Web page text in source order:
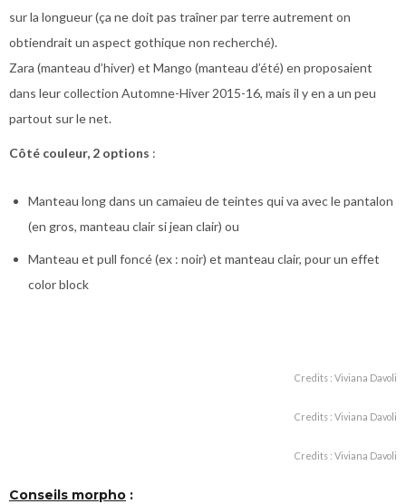
sur la longueur (ça ne doit pas traîner par terre autrement on
obtiendrait un aspect gothique non recherché).
Zara (manteau d’hiver) et Mango (manteau d’été) en proposaient
dans leur collection Automne-Hiver 2015-16, mais il y en a un peu
partout sur le net.
Côté couleur, 2 options :
Manteau long dans un camaieu de teintes qui va avec le pantalon
(en gros, manteau clair si jean clair) ou
Manteau et pull foncé (ex : noir) et manteau clair, pour un effet
color block
Credits : Viviana Davoli
Credits : Viviana Davoli
Credits : Viviana Davoli
Conseils morpho :